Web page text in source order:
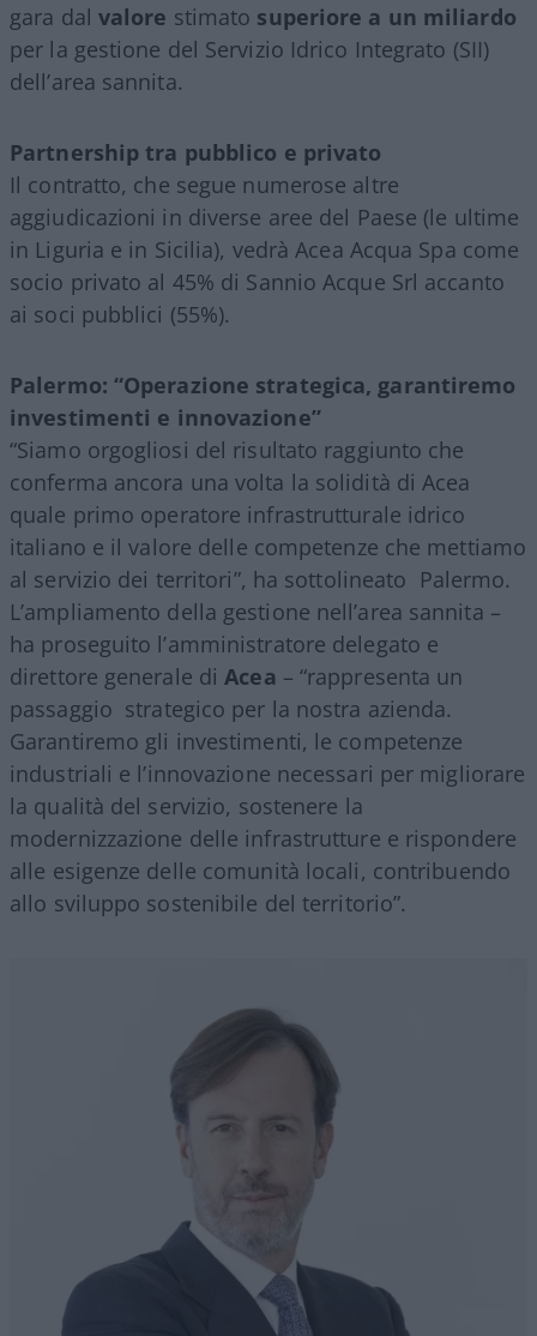
gara dal valore stimato superiore a un miliardo
per la gestione del Servizio Idrico Integrato (SII)
dell’area sannita.
Partnership tra pubblico e privato
Il contratto, che segue numerose altre
aggiudicazioni in diverse aree del Paese (le ultime
in Liguria e in Sicilia), vedrà Acea Acqua Spa come
socio privato al 45% di Sannio Acque Srl accanto
ai soci pubblici (55%).
Palermo: “Operazione strategica, garantiremo
investimenti e innovazione”
“Siamo orgogliosi del risultato raggiunto che
conferma ancora una volta la solidità di Acea
quale primo operatore infrastrutturale idrico
italiano e il valore delle competenze che mettiamo
al servizio dei territori”, ha sottolineato Palermo.
L’ampliamento della gestione nell’area sannita –
ha proseguito l’amministratore delegato e
direttore generale diAcea – “rappresenta un
passaggio strategico per la nostra azienda.
Garantiremo gli investimenti, le competenze
industriali e l’innovazione necessari per migliorare
la qualità del servizio, sostenere la
modernizzazione delle infrastrutture e rispondere
alle esigenze delle comunità locali, contribuendo
allo sviluppo sostenibile del territorio”.